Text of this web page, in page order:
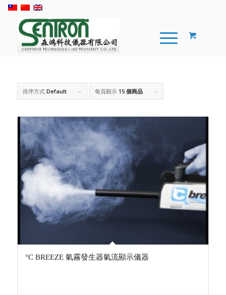
排序方式 Default 每頁顯示 15 個商品
°C BREEZE 氣霧發生器氣流顯示儀器